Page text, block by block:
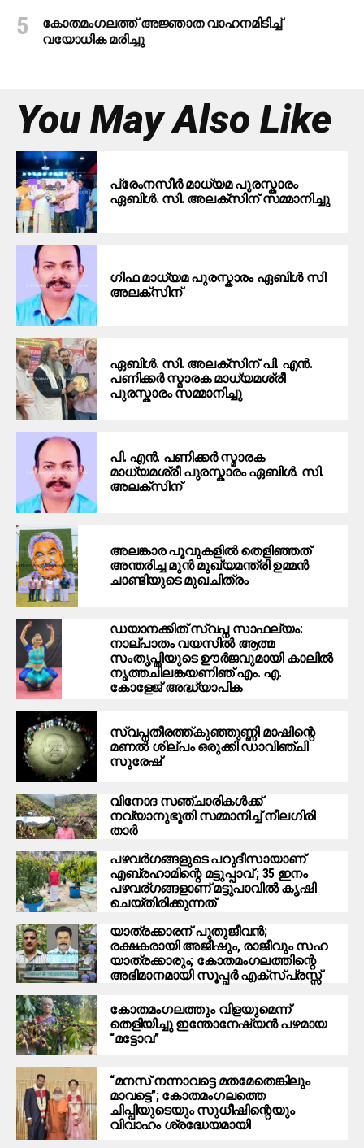
കോതമംഗലത്ത് അജ്ഞാത വാഹനമിടിച്ച്
വയോധിക മരിച്ചു
You May Also Like
പ്രേംനസീർ മാധ്യമ പുരസ്കാരം
ഏബിൾ. സി. അലക്സിന് സമ്മാനിച്ചു
ഗിഫ മാധ്യമ പുരസ്കാരം ഏബിൾ സി
അലക്സിന്
ഏബിൾ. സി. അലക്സിന് പി. എൻ.
പണിക്കർ സ്മാരക മാധ്യമശ്രീ
പുരസ്കാരം സമ്മാനിച്ചു
പി. എൻ. പണിക്കർ സ്മാരക
മാധ്യമശ്രീ പുരസ്കാരം ഏബിൾ. സി.
അലക്സിന്
അലങ്കാര പൂവുകളിൽ തെളിഞ്ഞത്
അന്തരിച്ച മുന്‍ മുഖ്യമന്ത്രി ഉമ്മന്‍
ചാണ്ടിയുടെ മുഖചിത്രം
ഡയാനക്കിത് സ്വപ്ന സാഫല്യം:
നാല്പാതം വയസിൽ ആത്മ
സംതൃപ്തിയുടെ ഊർജവുമായി കാലിൽ
നൃത്തചിലങ്കയണിഞ് എം. എ.
കോളേജ് അദ്ധ്യാപിക
സ്വപ്നതീരത്ത്കുഞ്ഞുണ്ണി മാഷിന്റെ
മണൽ ശില്പം ഒരുക്കി ഡാവിഞ്ചി
സുരേഷ്
വിനോദ സഞ്ചാരികൾക്ക്
നവ്യാനുഭൂതി സമ്മാനിച്ച് നീലഗിരി
താർ
പഴവർഗങ്ങളുടെ പറുദീസായാണ്
എബ്രഹാമിന്റെ മട്ടുപ്പാവ് ; 35 ഇനം
പഴവര്ഗങ്ങളാണ് മട്ടുപാവിൽ കൃഷി
ചെയ്തിരിക്കുന്നത്
യാത്രക്കാരന് പുതുജീവൻ;
രക്ഷകരായി അജീഷും, രാജീവും സഹ
യാത്രക്കാരും; കോതമംഗലത്തിന്റെ
അഭിമാനമായി സൂപ്പർ എക്സ്പ്രസ്സ്
കോതമംഗലത്തും വിളയുമെന്ന്
തെളിയിച്ചു ഇന്തോനേഷ്യൻ പഴമായ
“മട്ടോവ”
“മനസ് നന്നാവട്ടെ മതമേതെങ്കിലും
മാവട്ടെ”; കോതമംഗലത്തെ
ചിപ്പിയുടെയും സുധീഷിന്റെയും
വിവാഹം ശ്രദ്ധേയമായി